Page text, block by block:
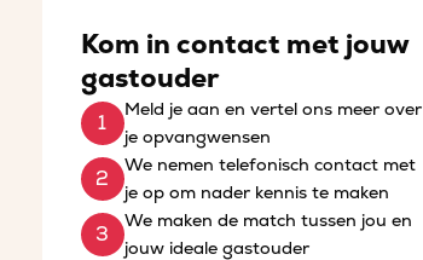
Kom in contact met jouw
gastouder
Meld je aan en vertel ons meer over
je opvangwensen
We nemen telefonisch contact met
je op om nader kennis te maken
We maken de match tussen jou en
jouw ideale gastouder